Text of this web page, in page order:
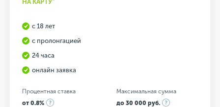
НА КАРТУ"
с 18 лет
с пролонгацией
24 часа
онлайн заявка
Процентная ставка
от 0.8%
Максимальная сумма
до 30 000 руб.